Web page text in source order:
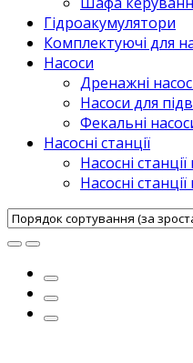
Гідроакумулятори
Комплектуючі для
Насоси
Дренажні
Насоси для
Фекальні
Насосні станції
Насосні
Насосні